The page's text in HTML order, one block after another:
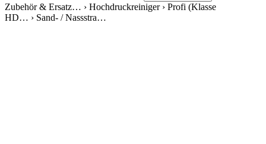
Zubehör & Ersatz… › Hochdruckreiniger› Profi (Klasse
HD… › Sand- / Nassstra…